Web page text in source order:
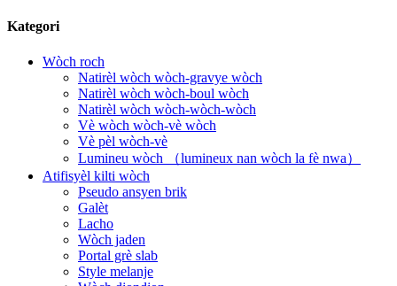
Kategori
Wòch roch
Natirèl wòch wòch-gravye wòch
Natirèl wòch wòch-boul wòch
Natirèl wòch wòch-wòch-wòch
Vè wòch wòch-vè wòch
Vè pèl wòch-vè
Lumineu wòch （lumineux nan wòch la fè nwa）
Atifisyèl kilti wòch
Pseudo ansyen brik
Galèt
Lacho
Wòch jaden
Portal grè slab
Style melanje